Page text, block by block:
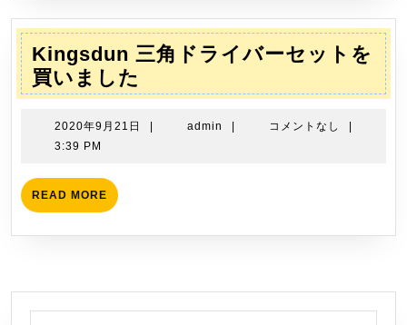
リ
ー
(WDX0R)
を
入
Kingsdun 三角ドライバーセットを
買いました
三
角
ー
ッ
ト
2020年9月21日
2020
admin admin コメントなし
3:39 PM
READ MORE READ
MORE